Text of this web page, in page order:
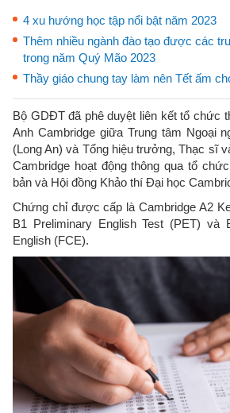
4 xu hướng học tập nổi bật năm 2023
Thêm nhiều ngành đào tạo được các
trong năm Quý Mão 2023
Thầy giáo chung tay làm nên Tết ấm
Bộ GDĐT đã phê duyệt liên kết tổ chức
Anh Cambridge giữa Trung tâm Ngoại
(Long An) và Tổng hiệu trưởng, Thạc sĩ
Cambridge hoạt động thông qua tổ
bản và Hội đồng Khảo thí Đại học
Chứng chỉ được cấp là Cambridge A2
B1 Preliminary English Test (PET) và
English (FCE).